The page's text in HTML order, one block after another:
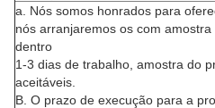
a. Nós somos honrados para
nós arranjaremos os com
dentro
1-3 dias de trabalho, amostra do
aceitáveis.
B. O prazo de execução para a